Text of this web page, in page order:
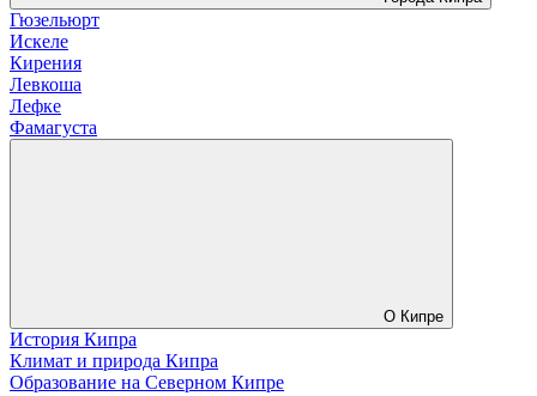
Гюзельюрт
Искеле
Кирения
Левкоша
Лефке
Фамагуста
О Кипре
История Кипра
Климат и природа Кипра
Образование на Северном Кипре